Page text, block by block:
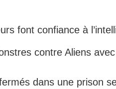
font confiance à
contre Aliens
dans une prison